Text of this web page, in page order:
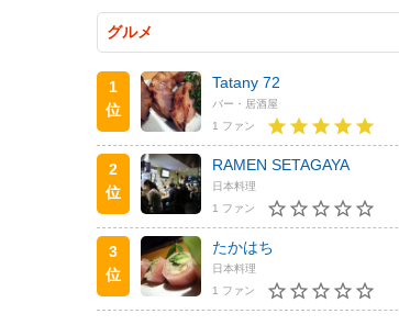
グルメ
1
位
Tatany 72
バー・居酒屋
1 ファン
2
位
RAMEN SETAGAYA
日本料理
1 ファン
3
位
たかはち
日本料理
1 ファン